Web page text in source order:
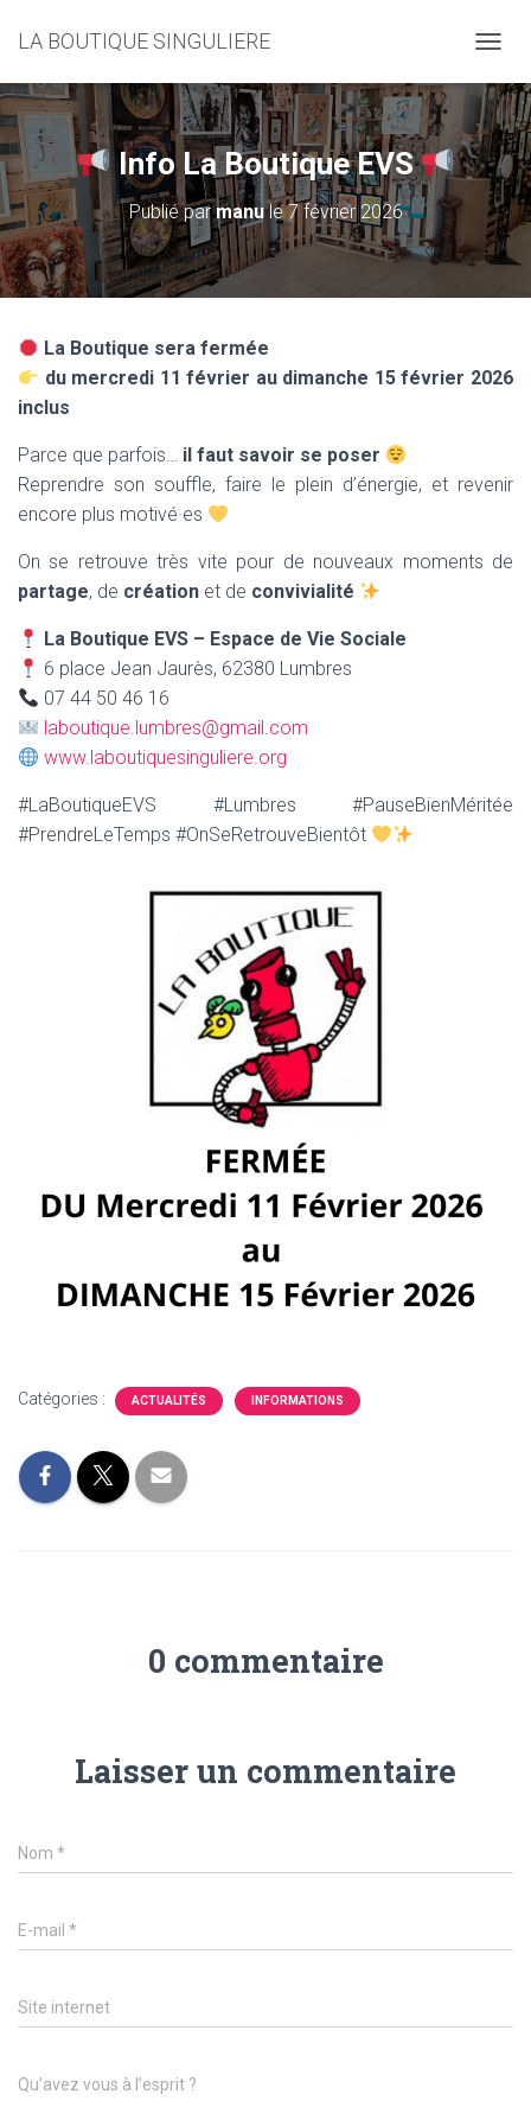
LA BOUTIQUE SINGULIERE
É
L
I
E
R
L
A
N
A
Info La Boutique EVS
Publié parmanule7 février 2026
La Boutique sera fermée
du mercredi 11 février au dimanche 15 février 2026
inclus
Parce que parfois… il faut savoir se poser
Reprendre son souffle, faire le plein d’énergie, et revenir
encore plus motivé·es
On se retrouve très vite pour de nouveaux moments de
partage, de création et de convivialité
La Boutique EVS – Espace de Vie Sociale
6 place Jean Jaurès, 62380 Lumbres
07 44 50 46 16
laboutique.lumbres@gmail.com
www.laboutiquesinguliere.org
#LaBoutiqueEVS #Lumbres #PauseBienMéritée
#PrendreLeTemps #OnSeRetrouveBientôt
Catégories : ACTUALITÉS INFORMATIONS
0 commentaire
Laisser un commentaire
Nom *
E-mail *
Site internet
Qu’avez vous à l’esprit ?